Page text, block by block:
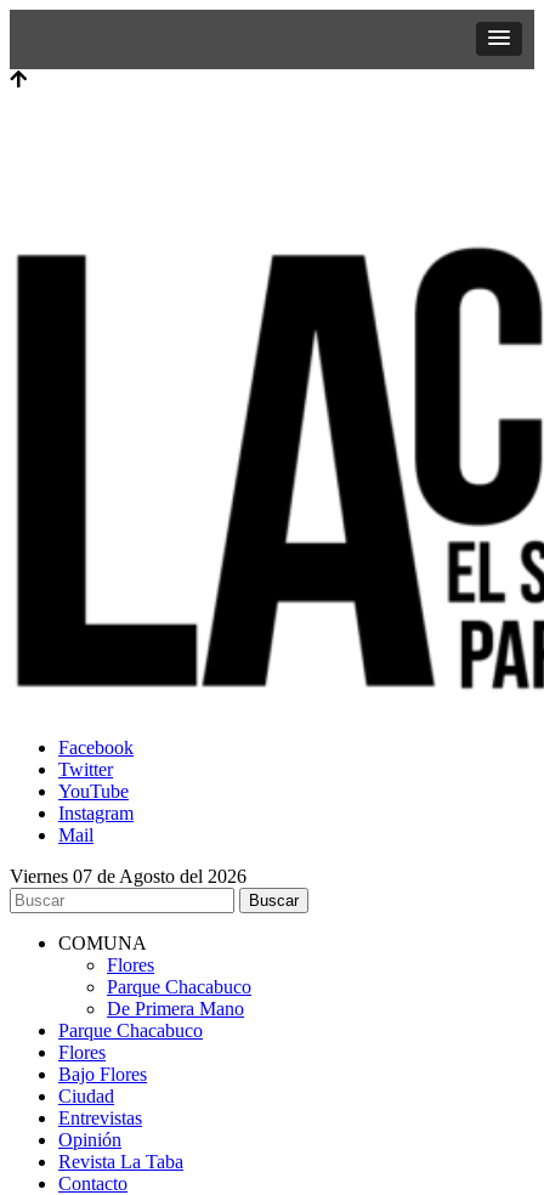
Facebook
Twitter
YouTube
Instagram
Mail
Viernes 07 de Agosto del 2026
COMUNA
Flores
Parque Chacabuco
De Primera Mano
Parque Chacabuco
Flores
Bajo Flores
Ciudad
Entrevistas
Opinión
Revista La Taba
Contacto